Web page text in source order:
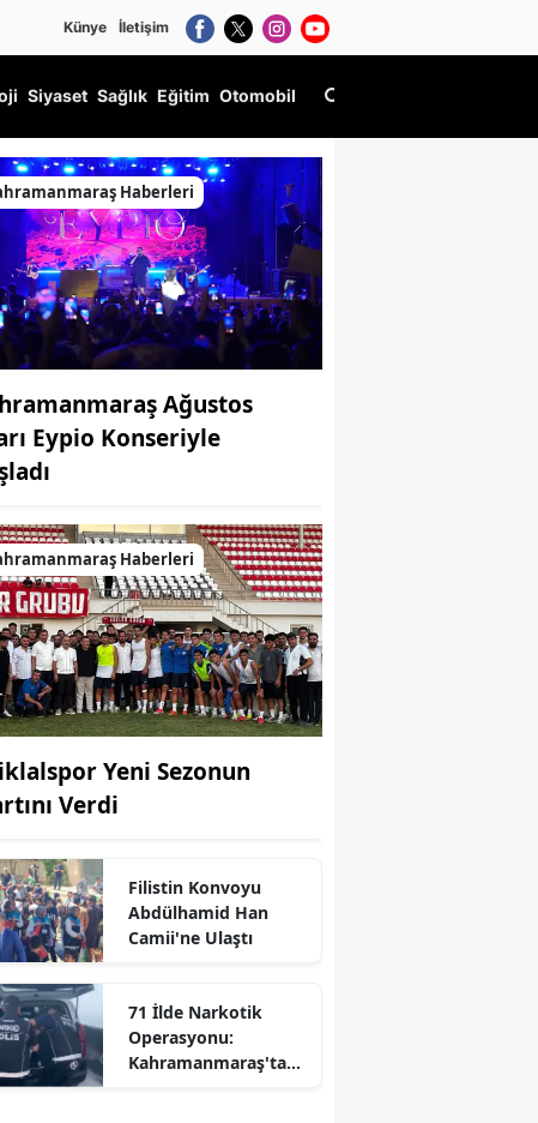
Künye İletişim
Siyaset Sağlık Eğitim Otomobil
Haberleri
Ağustos
Eypio Konseriyle
Haberleri
Yeni Sezonun
Verdi
Filistin Konvoyu
Abdülhamid Han
Camii'ne Ulaştı
71 İlde Narkotik
Operasyonu:
Kahramanmaraş'ta